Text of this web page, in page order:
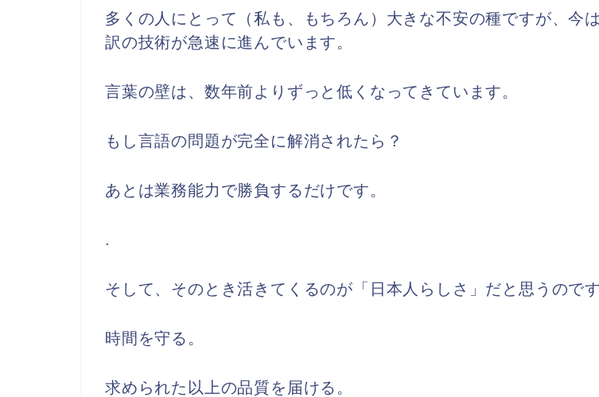
多くの人にとって（私も、もちろん）大きな不安の種ですが、今
訳の技術が急速に進んでいます。
言葉の壁は、数年前よりずっと低くなってきています。
もし言語の問題が完全に解消されたら？
あとは業務能力で勝負するだけです。
.
そして、そのとき活きてくるのが「日本人らしさ」だと思うのです
時間を守る。
求められた以上の品質を届ける。